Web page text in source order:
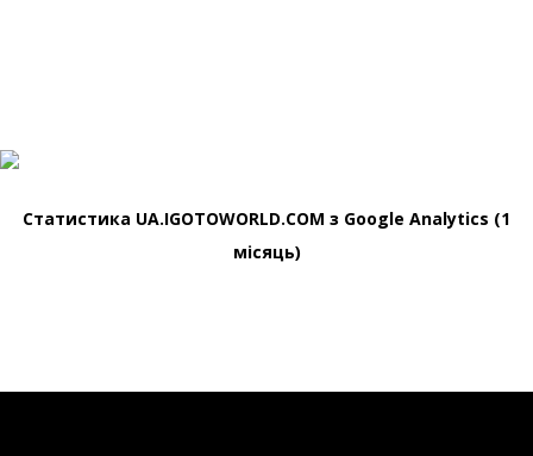
Статистика UA.IGOTOWORLD.COM з Google Analytics (1
місяць)